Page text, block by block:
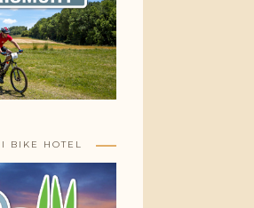
BIKE HOTEL